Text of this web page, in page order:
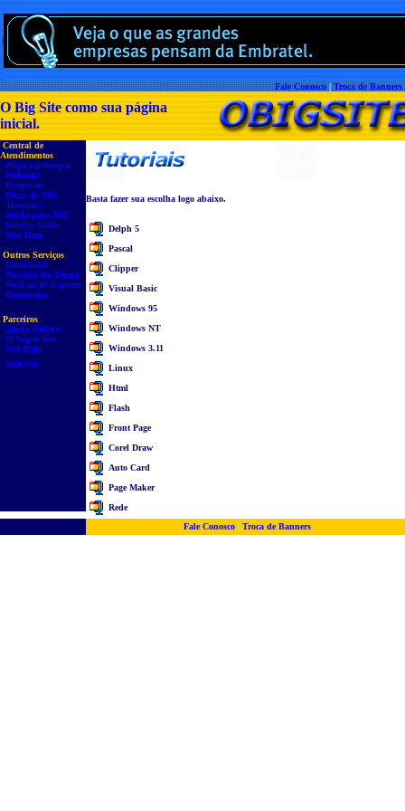
Fale Conosco|Troca de Banners
O Big Site como sua página
inicial.
Central de
Atendimentos
Página principal
Webmail
Pesquisas
Dicas do Mês
Tutoriais
Ajuda para IRC
Serviço Grátis
Seu Time
Outros Serviços
Downloads
Previsão do Tempo
Notícias de Esporte
Horóscopo
Parceiros
Ajuda Online
O Super Site
Wd Help
Seja Um
Basta fazer sua escolha logo abaixo.
Delph 5
Pascal
Clipper
Visual Basic
Windows 95
Windows NT
Windows 3.11
Linux
Html
Flash
Front Page
Corel Draw
Auto Card
Page Maker
Rede
Fale Conosco| Troca de Banners